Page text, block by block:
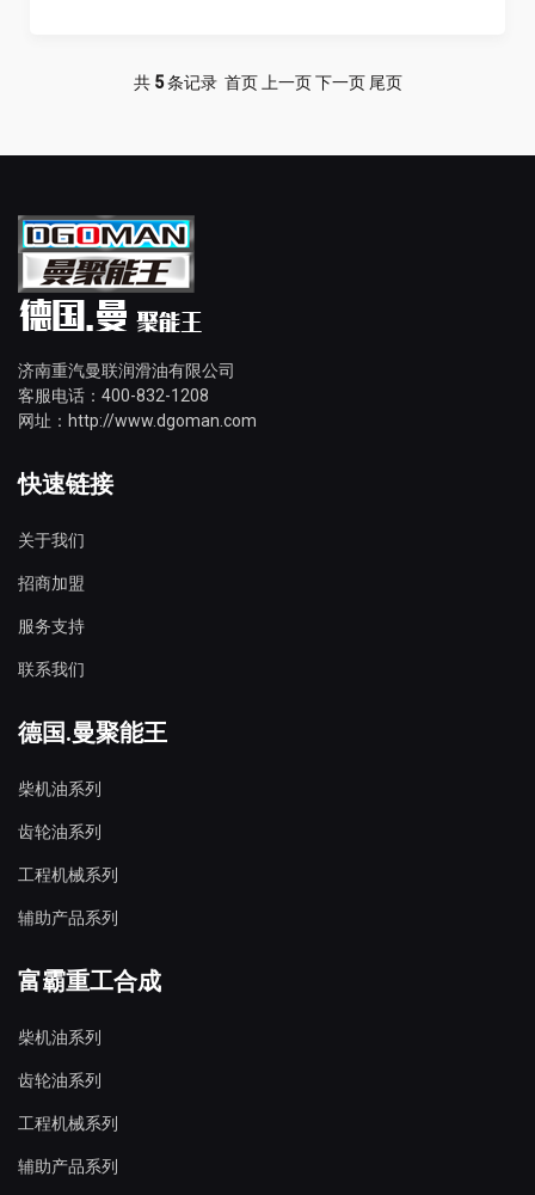
共 5条记录 首页 上一页 下一页 尾页
济南重汽曼联润滑油有限公司
客服电话：400-832-1208
网址：http://www.dgoman.com
快速链接
关于我们
招商加盟
服务支持
联系我们
德国.曼聚能王
柴机油系列
齿轮油系列
工程机械系列
辅助产品系列
富霸重工合成
柴机油系列
齿轮油系列
工程机械系列
辅助产品系列